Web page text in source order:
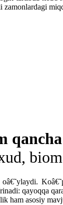
qayoqqa
ham asosiy